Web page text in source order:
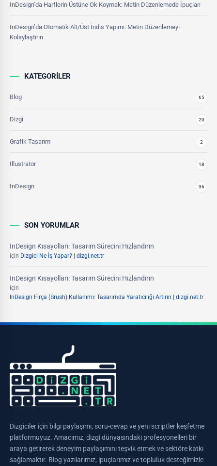
InDesign’da Harflerin Üstüne Ok Koymak: Metin Düzenlemede İpuçları
InDesign’da Otomatik Alt/Üst İndis Yapımı: Metin Düzenlemeyi
Kolaylaştırın
KATEGORILER
Blog 65
Dizgi 20
Grafik Tasarım 2
Illustrator 18
InDesign 36
SON YORUMLAR
InDesign Kısayolları: Tasarım Sürecini Hızlandırın
için Dizgici Ne İş Yapar? | dizgi.net.tr
InDesign Kısayolları: Tasarım Sürecini Hızlandırın
için
InDesign Fırça (Brush) Kullanımı: Tasarımda Yaratıcılığı Artırın | dizgi.net.tr
Dizgiciler için bilgi paylaşımı, soru-cevap ve yeni scriptler keşfetme
platformuyuz. Amacımız, dizgi dünyasındaki profesyonelleri bir
araya getirerek deneyim paylaşımını teşvik etmek ve sektöre katkı
sağlamaktır. Blog yazılarımız, ipuçlarımız ve topluluk desteğimizle